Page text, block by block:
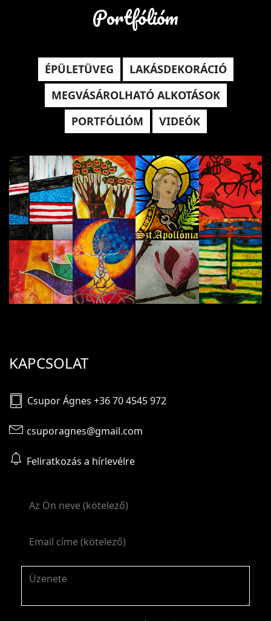
Portfólióm
ÉPÜLETÜVEG
LAKÁSDEKORÁCIÓ
MEGVÁSÁROLHATÓ ALKOTÁSOK
PORTFÓLIÓM
VIDEÓK
KAPCSOLAT
Csupor Ágnes +36 70 4545 972
csuporagnes@gmail.com
Feliratkozás a hírlevélre